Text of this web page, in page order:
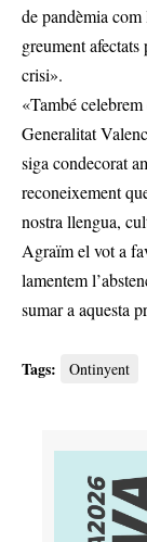
de pandèmia com
greument afectats
crisi».
«També
Generalitat
siga condecorat
reconeixement
nostra llengua,
Agraïm el vot a
lamentem
sumar a aquesta
Tags: Ontinyent